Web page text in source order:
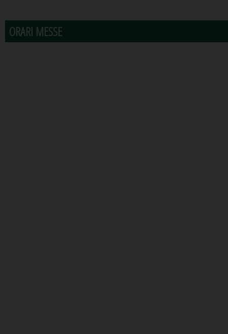
ORARI MESSE